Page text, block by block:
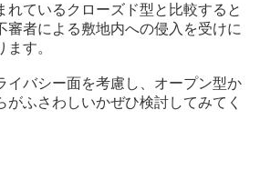
れているクローズド型と比較すると
審者による敷地内への侵入を受けに
す。
イバシー面を考慮し、オープン型か
がふさわしいかぜひ検討してみてく